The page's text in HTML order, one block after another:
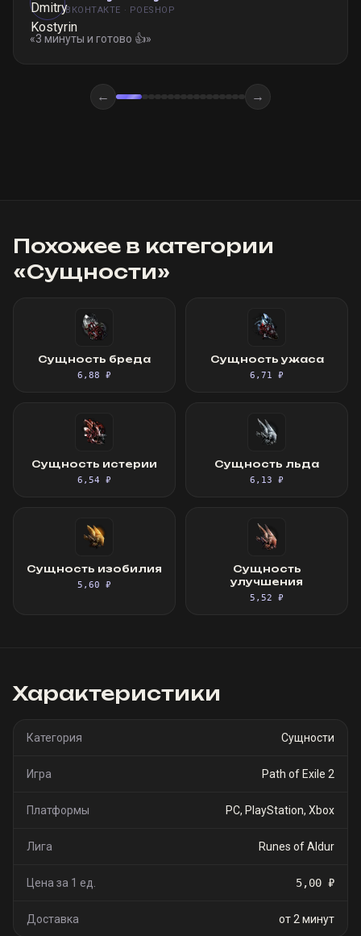
ВКОНТАКТЕ · POESHOP
«3 минуты и готово 👍»
← →
Похожее в категории
«Сущности»
Сущность бреда
6,88 ₽
Сущность ужаса
6,71 ₽
Сущность истерии
6,54 ₽
Сущность льда
6,13 ₽
Сущность изобилия
5,60 ₽
Сущность
улучшения
5,52 ₽
Характеристики
Категория Сущности
Игра Path of Exile 2
Платформы PC, PlayStation, Xbox
Лига Runes of Aldur
Цена за 1 ед. 5,00 ₽
Доставка от 2 минут